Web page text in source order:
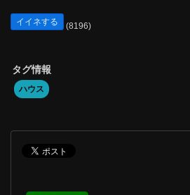
イイネする (8196)
タグ情報
ハウス